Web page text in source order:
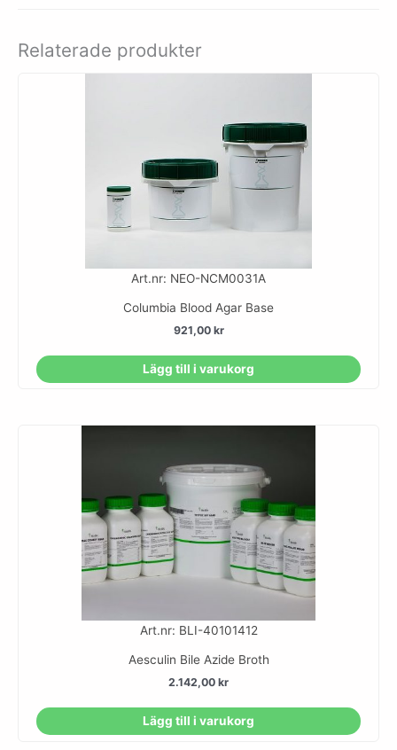
Relaterade produkter
Art.nr: NEO-NCM0031A
Columbia Blood Agar Base
921,00 kr
Lägg till i varukorg
Art.nr: BLI-40101412
Aesculin Bile Azide Broth
2.142,00 kr
Lägg till i varukorg